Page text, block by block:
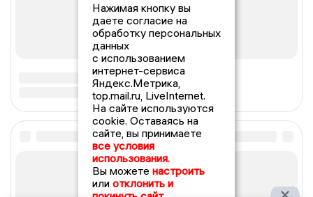
Нажимая кнопку вы
даете согласие на
обработку персональных
данных
с использованием
интернет-сервиса
Яндекс.Метрика,
top.mail.ru, LiveInternet.
На сайте используются
cookie. Оставаясь на
сайте, вы принимаете
все условия
использования.
Вы можете настроить
или отклонить и